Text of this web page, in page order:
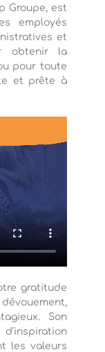
Groupe, est
employés
et
obtenir la
pour toute
et prête à
gratitude
Son
les valeurs